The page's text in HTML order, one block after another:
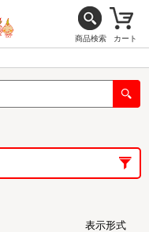
商品検索 カート
表示形式